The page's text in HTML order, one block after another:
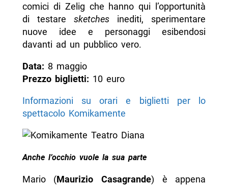
comici di Zelig che hanno qui l’opportunità
di testare sketches inediti, sperimentare
nuove idee e personaggi esibendosi
davanti ad un pubblico vero.
Data: 8 maggio
Prezzo biglietti: 10 euro
Informazioni su orari e biglietti per lo
spettacolo Komikamente
Anche l’occhio vuole la sua parte
Mario (Maurizio Casagrande) è appena